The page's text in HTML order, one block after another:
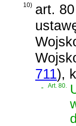
10) art.
711),
„ Art. 80.